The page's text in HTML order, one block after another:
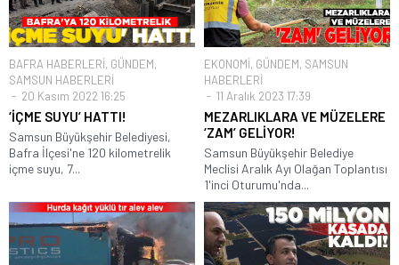
BAFRA HABERLERİ, GÜNDEM,
SAMSUN HABERLERİ
20 Kasım 2022 16:25
‘İÇME SUYU’ HATTI!
Samsun Büyükşehir Belediyesi,
Bafra İlçesi'ne 120 kilometrelik
içme suyu, 7...
EKONOMİ, GÜNDEM, SAMSUN
HABERLERİ
11 Aralık 2023 17:39
MEZARLIKLARA VE MÜZELERE
‘ZAM’ GELİYOR!
Samsun Büyükşehir Belediye
Meclisi Aralık Ayı Olağan Toplantısı
1'inci Oturumu'nda...